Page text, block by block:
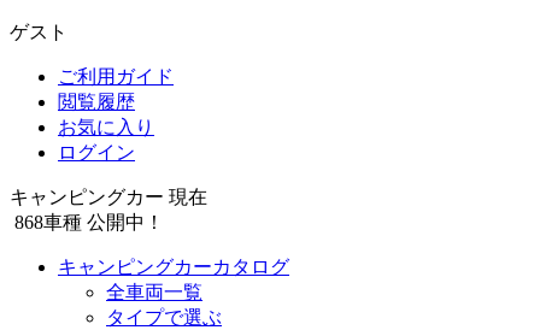
ゲスト
ご利用ガイド
閲覧履歴
お気に入り
ログイン
キャンピングカー 現在
868車種 公開中！
キャンピングカーカタログ
全車両一覧
タイプで選ぶ